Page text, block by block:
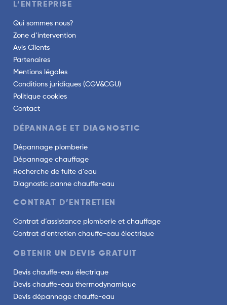
L’ENTREPRISE
Qui sommes nous?
Zone d’intervention
Avis Clients
Partenaires
Mentions légales
Conditions juridiques (CGV&CGU)
Politique cookies
Contact
DÉPANNAGE ET DIAGNOSTIC
Dépannage plomberie
Dépannage chauffage
Recherche de fuite d’eau
Diagnostic panne chauffe-eau
CONTRAT D’ENTRETIEN
Contrat d’assistance plomberie et chauffage
Contrat d’entretien chauffe-eau électrique
OBTENIR UN DEVIS GRATUIT
Devis chauffe-eau électrique
Devis chauffe-eau thermodynamique
Devis dépannage chauffe-eau